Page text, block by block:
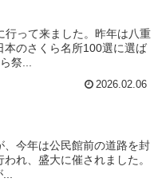
って来ました。昨年は八重
のさくら名所100選に選ば
祭...
2026.02.06
今年は公民館前の道路を封
れ、盛大に催されました。
...